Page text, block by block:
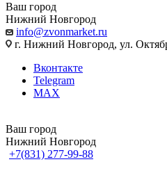
Ваш город
Нижний Новгород
info@zvonmarket.ru
г. Нижний Новгород, ул.
Вконтакте
Telegram
MAX
Ваш город
Нижний Новгород
+7(831) 277-99-88